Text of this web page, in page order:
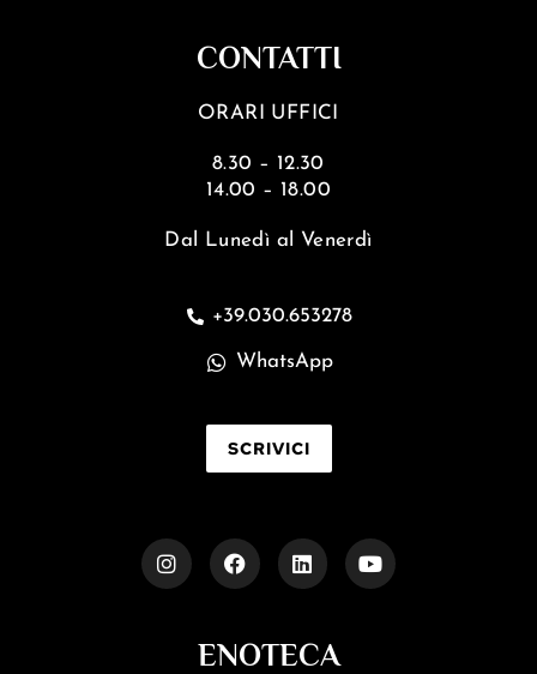
CONTATTI
ORARI UFFICI
8.30 – 12.30
14.00 – 18.00
Dal Lunedì al Venerdì
+39.030.653278
WhatsApp
SCRIVICI
ENOTECA